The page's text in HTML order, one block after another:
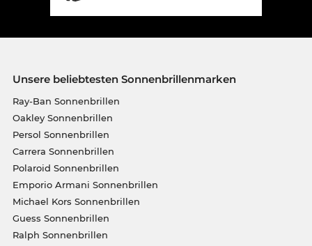
Unsere beliebtesten Sonnenbrillenmarken
Ray-Ban Sonnenbrillen
Oakley Sonnenbrillen
Persol Sonnenbrillen
Carrera Sonnenbrillen
Polaroid Sonnenbrillen
Emporio Armani Sonnenbrillen
Michael Kors Sonnenbrillen
Guess Sonnenbrillen
Ralph Sonnenbrillen